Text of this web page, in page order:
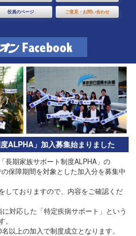
役員のページ ご意見・お問い合わせ
度ALPHA」加入募集始まりました
長期家族サポート制度ALPHA」の
保障期間を対象とした加入分を募集中
しておりますので、内容をご確認くだ
対応した「特定疾病サポート」という
上の加入で制度成立となります。